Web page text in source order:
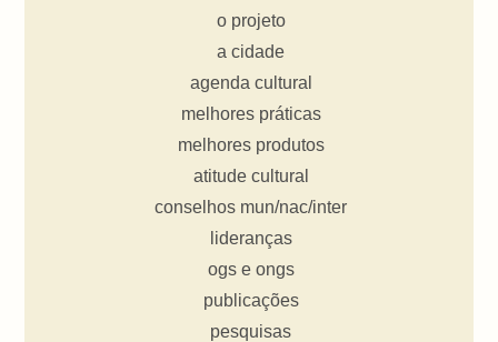
o projeto
a cidade
agenda cultural
melhores práticas
melhores produtos
atitude cultural
conselhos mun/nac/inter
lideranças
ogs e ongs
publicações
pesquisas